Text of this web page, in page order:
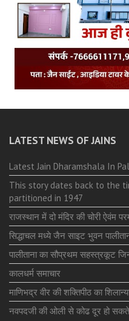
LATEST NEWS OF JAINS
Latest Jain Dharamshala In
This story dates back to the
partitioned in 1947
राजस्थान में दो मंदिर की चोरी ऐवंम
सिद्धाचल मध्ये जैन साइट भुवन
पालीताना का सौप्रथम सहस्त्रकूट
कालधर्म समाचार
माणिभद्र वीर की शक्तिपीठ का
नवपदजी की ओली से कोढ दूर हो सकते